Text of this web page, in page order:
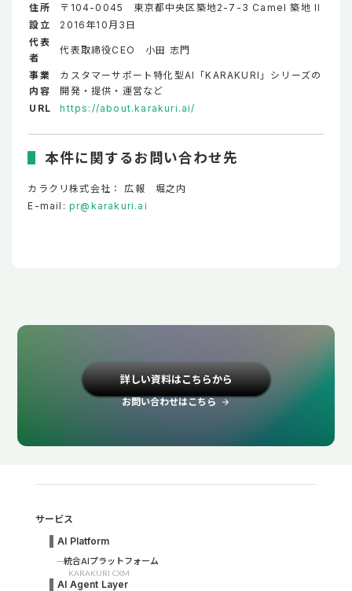
住所
〒104-0045 東京都中央区築地2-7-3 Camel 築地 II
設立
2016年10月3日
代表
者
代表取締役CEO 小田 志門
事業
内容
カスタマーサポート特化型AI「KARAKURI」シリーズの
開発・提供・運営など
URL
https://about.karakuri.ai/
本件に関するお問い合わせ先
カラクリ株式会社： 広報 堀之内
E-mail:pr@karakuri.ai
詳しい資料はこちらから
お問い合わせはこちら arrow_forward
サービス
AI Platform
統合AIプラットフォーム
KARAKURI CXM
AI Agent Layer